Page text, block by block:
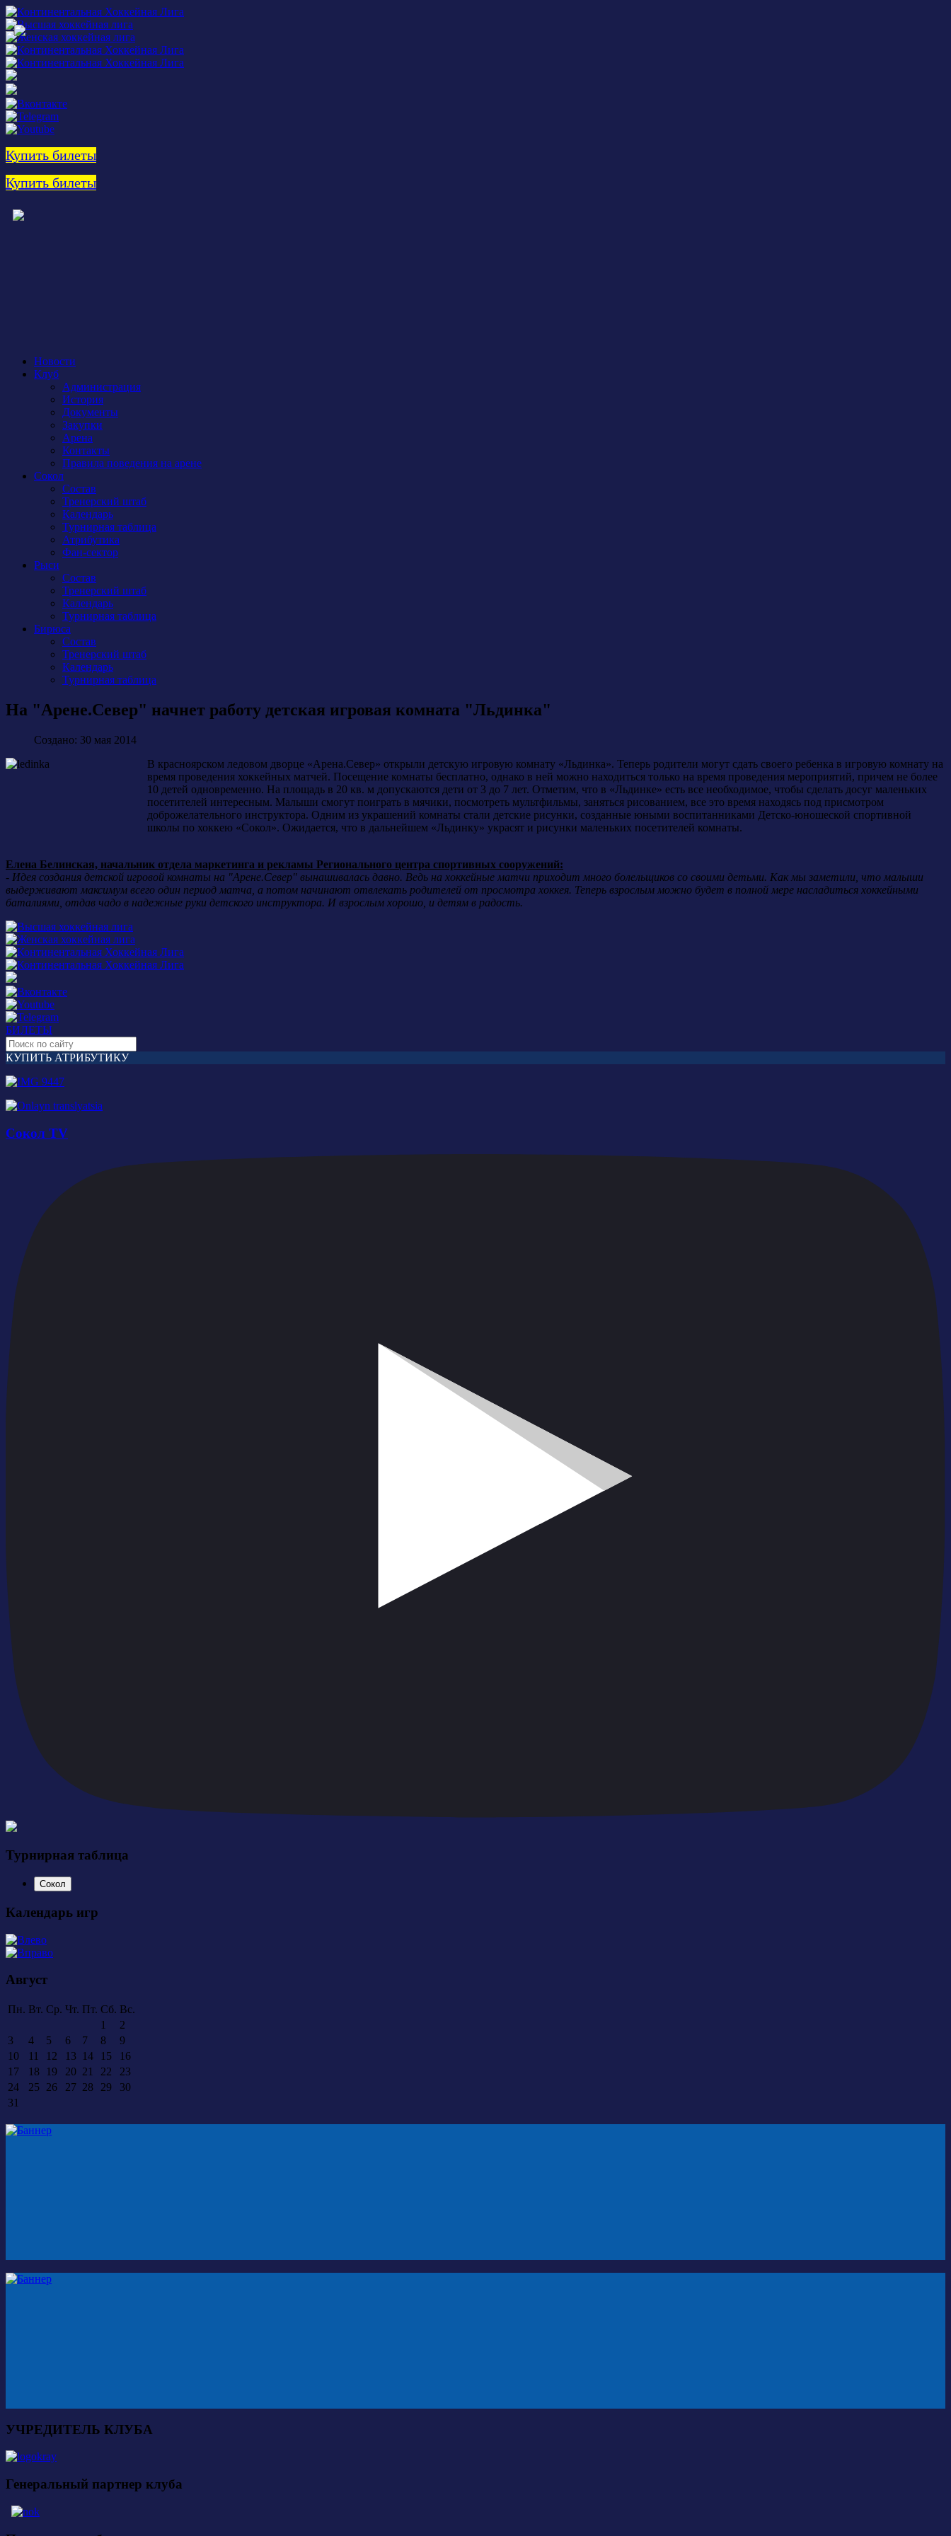
Купить билеты
Купить билеты
Новости
Клуб
Администрация
История
Документы
Закупки
Арена
Контакты
Правила поведения на арене
Сокол
Состав
Тренерский штаб
Календарь
Турнирная таблица
Атрибутика
Фан-сектор
Рыси
Состав
Тренерский штаб
Календарь
Турнирная таблица
Бирюса
Состав
Тренерский штаб
Календарь
Турнирная таблица
На "Арене.Север" начнет работу детская игровая комната "Льдинка"
Создано: 30 мая 2014
В красноярском ледовом дворце «Арена.Север» открыли детскую игровую комнату «Льдинка». Теперь родители могут сдать своего ребенка в игровую комнату на
время проведения хоккейных матчей. Посещение комнаты бесплатно, однако в ней можно находиться только на время проведения мероприятий, причем не более
10 детей одновременно. На площадь в 20 кв. м допускаются дети от 3 до 7 лет. Отметим, что в «Льдинке» есть все необходимое, чтобы сделать досуг маленьких
посетителей интересным. Малыши смогут поиграть в мячики, посмотреть мультфильмы, заняться рисованием, все это время находясь под присмотром
доброжелательного инструктора. Одним из украшений комнаты стали детские рисунки, созданные юными воспитанниками Детско-юношеской спортивной
школы по хоккею «Сокол». Ожидается, что в дальнейшем «Льдинку» украсят и рисунки маленьких посетителей комнаты.
Елена Белинская, начальник отдела маркетинга и рекламы Регионального центра спортивных сооружений:
- Идея создания детской игровой комнаты на "Арене.Север" вынашивалась давно. Ведь на хоккейные матчи приходит много болельщиков со своими детьми. Как мы заметили, что малыши
выдерживают максимум всего один период матча, а потом начинают отвлекать родителей от просмотра хоккея. Теперь взрослым можно будет в полной мере насладиться хоккейными
баталиями, отдав чадо в надежные руки детского инструктора. И взрослым хорошо, и детям в радость.
БИЛЕТЫ
КУПИТЬ АТРИБУТИКУ
Сокол TV
Турнирная таблица
Сокол
Календарь игр
Август
Пн. Вт. Ср. Чт. Пт. Сб. Вс.
1
2
3
4 5 6 7 8
9
10
11 12 13 14 15
16
17
18 19 20 21 22
23
24
25 26 27 28 29
30
31
УЧРЕДИТЕЛЬ КЛУБА
Генеральный партнер клуба